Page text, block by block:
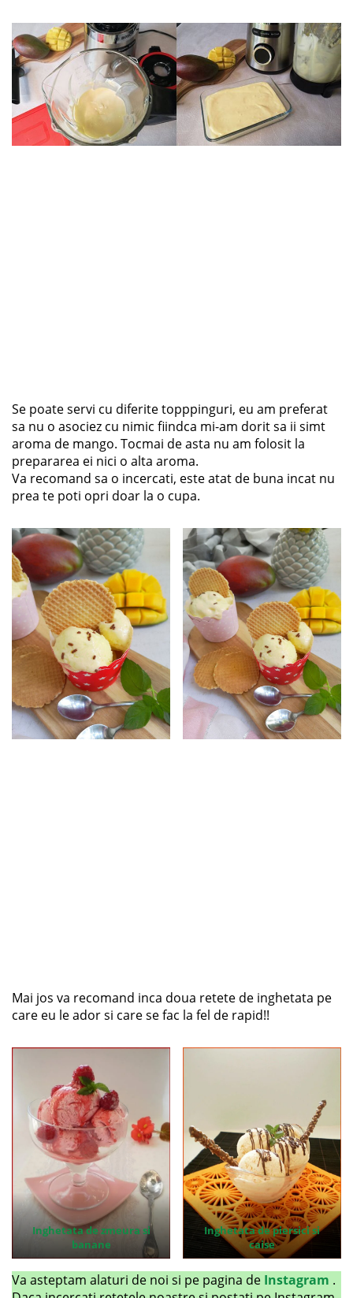
Se poate servi cu diferite topppinguri, eu am preferat
sa nu o asociez cu nimic fiindca mi-am dorit sa ii simt
aroma de mango. Tocmai de asta nu am folosit la
prepararea ei nici o alta aroma.
Va recomand sa o incercati, este atat de buna incat nu
prea te poti opri doar la o cupa.
Mai jos va recomand inca doua retete de inghetata pe
care eu le ador si care se fac la fel de rapid!!
Inghetata de zmeura si
banane
Inghetata de piersici si
caise
Va asteptam alaturi de noi si pe pagina de Instagram .